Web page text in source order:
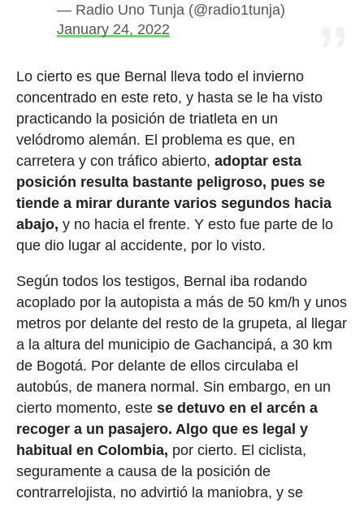
— Radio Uno Tunja (@radio1tunja)
January 24, 2022
Lo cierto es que Bernal lleva todo el invierno
concentrado en este reto, y hasta se le ha visto
practicando la posición de triatleta en un
velódromo alemán. El problema es que, en
carretera y con tráfico abierto, adoptar esta
posición resulta bastante peligroso, pues se
tiende a mirar durante varios segundos hacia
abajo, y no hacia el frente. Y esto fue parte de lo
que dio lugar al accidente, por lo visto.
Según todos los testigos, Bernal iba rodando
acoplado por la autopista a más de 50 km/h y unos
metros por delante del resto de la grupeta, al llegar
a la altura del municipio de Gachancipá, a 30 km
de Bogotá. Por delante de ellos circulaba el
autobús, de manera normal. Sin embargo, en un
cierto momento, este se detuvo en el arcén a
recoger a un pasajero. Algo que es legal y
habitual en Colombia, por cierto. El ciclista,
seguramente a causa de la posición de
contrarrelojista, no advirtió la maniobra, y se